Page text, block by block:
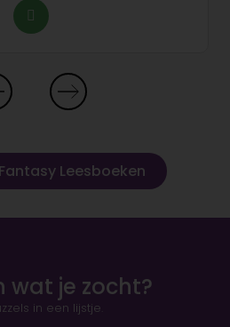
Leesboeken
wat je zocht?
in een lijstje.